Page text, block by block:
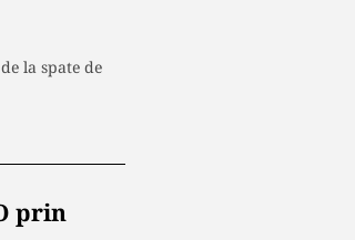
la spate de
prin